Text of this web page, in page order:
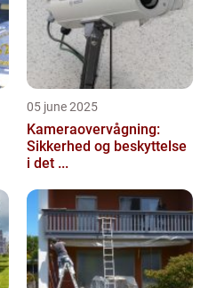
05 june 2025
Kameraovervågning:
Sikkerhed og beskyttelse
i det ...